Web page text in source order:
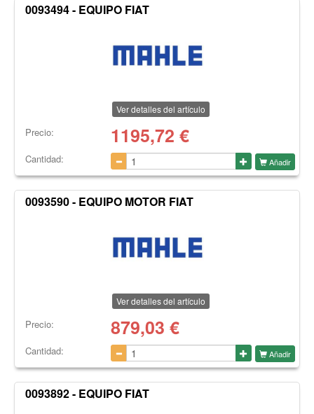
0093494 - EQUIPO FIAT
Ver detalles del artículo
Precio: 1195,72 €
Cantidad: Añadir
0093590 - EQUIPO MOTOR FIAT
Ver detalles del artículo
Precio: 879,03 €
Cantidad: Añadir
0093892 - EQUIPO FIAT